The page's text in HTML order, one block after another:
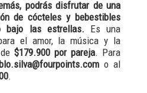
podrás disfrutar de una
de cócteles y bebestibles
bajo las estrellas. Es una
el amor, la música y la
$179.900 por pareja. Para
o al
.